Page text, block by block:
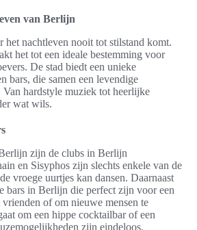
van Berlijn
het nachtleven nooit tot stilstand komt.
het tot een ideale bestemming voor
De stad biedt een unieke
bars, die samen een levendige
Van hardstyle muziek tot heerlijke
wat wils.
zijn de clubs in Berlijn
en Sisyphos zijn slechts enkele van de
vroege uurtjes kan dansen. Daarnaast
bars in Berlijn die perfect zijn voor een
of om nieuwe mensen te
om een hippe cocktailbar of een
zijn eindeloos.